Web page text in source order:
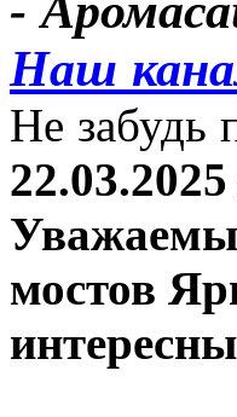
Наш
Не забудь
22.03.2025
мостов